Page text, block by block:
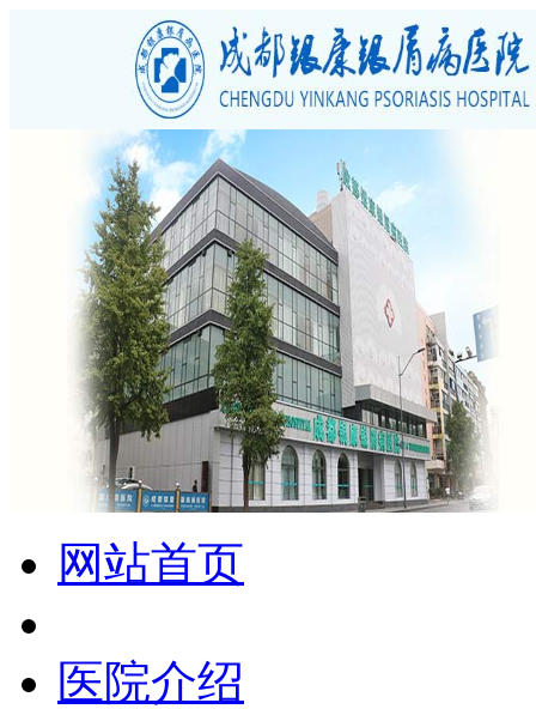
网站首页
医院介绍